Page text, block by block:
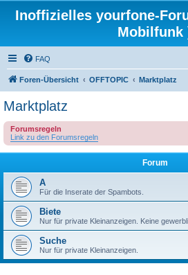
Inoffizielles yourfone-
Mobilfunk
FAQ
Foren-Übersicht OFFTOPIC Marktplatz
Marktplatz
Forumsregeln
Link zu den Forumsregeln
Forum
A
Für die Inserate der Spambots.
Biete
Nur für private Kleinanzeigen. Keine
Suche
Nur für private Kleinanzeigen.